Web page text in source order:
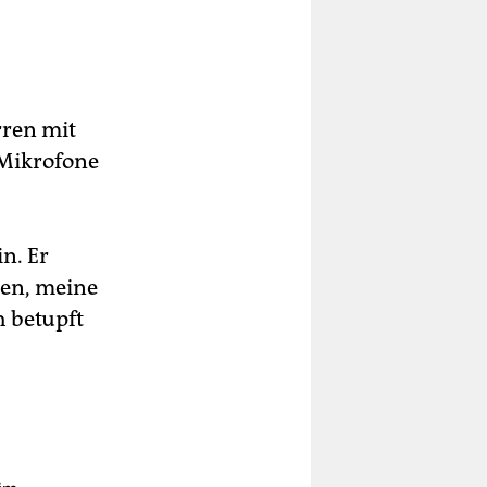
mit
Er
meine
betupft